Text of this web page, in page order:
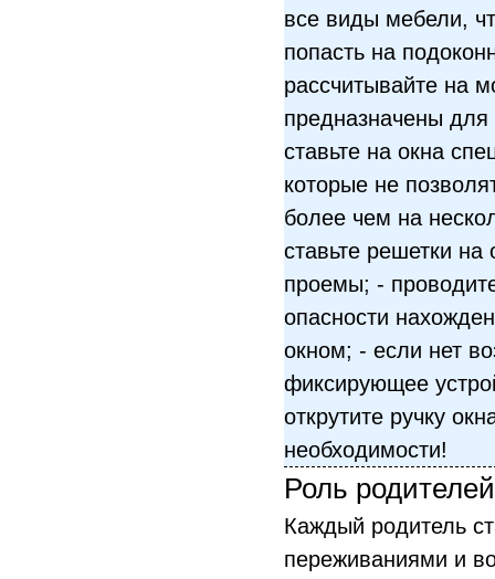
все виды мебели,
попасть на
рассчитывайте на
предназначены
ставьте на окна
которые не
более чем на
ставьте решетки
проемы; -
опасности
окном; - если нет
фиксирующее
открутите ручку
необходимости!
Роль
Каждый родитель
переживаниями и